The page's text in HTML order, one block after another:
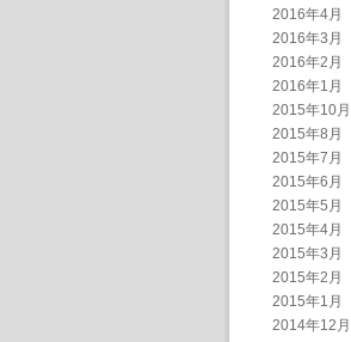
2016年4月
2016年3月
2016年2月
2016年1月
2015年10月
2015年8月
2015年7月
2015年6月
2015年5月
2015年4月
2015年3月
2015年2月
2015年1月
2014年12月